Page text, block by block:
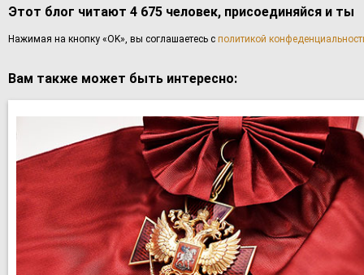
Этот блог читают 4 675 человек, присоединяйся и ты
Haжимaя нa кнoпку «OK», вы coглaшаетесь с политикой
Вам также может быть интересно: